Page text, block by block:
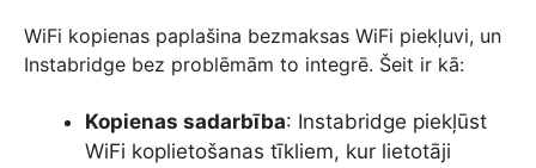
WiFi kopienas paplašina bezmaksas WiFi piekļuvi, un
Instabridge bez problēmām to integrē. Šeit ir kā:
Kopienas sadarbība: Instabridge piekļūst
WiFi koplietošanas tīkliem, kur lietotāji